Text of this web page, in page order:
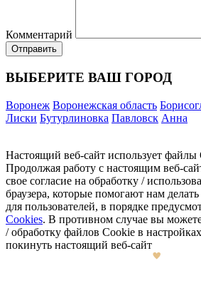
Комментарий
ВЫБЕРИТЕ ВАШ ГОРОД
Воронеж Воронежская область
Лиски Бутурлиновка Павловск Анна
Настоящий веб-сайт использует файлы
Продолжая работу с настоящим веб-
свое согласие на обработку /
браузера, которые помогают нам делать
для пользователей, в порядке
Cookies. В противном случае вы
/ обработку файлов Cookie в
покинуть настоящий веб-сайт